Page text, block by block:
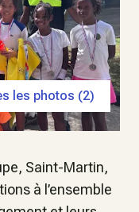
les photos (2)
Saint-Martin,
à l’ensemble